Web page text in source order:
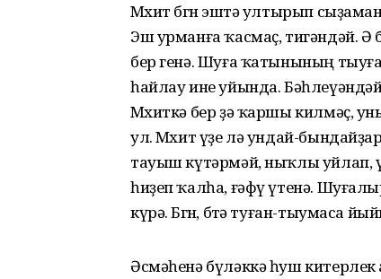
Мөхит бөгөн эштә ултырып
Эш урманға ҡасмаҫ, тигәндәй. Ә
бер генә. Шуға ҡатынының
һайлау ине уйында.
Мөхиткә бер ҙә ҡаршы килмәҫ,
ул. Мөхит үҙе лә ундай-
тауыш күтәрмәй, ныҡлы уйлап,
һиҙеп ҡалһа, ғәфү үтенә.
күрә. Бөгөн, бөтә туған-тыумаса
Әсмәһенә бүләккә һуш